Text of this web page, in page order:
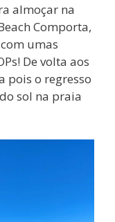
almoçar na
Comporta,
umas
De volta aos
pois o regresso
sol na praia